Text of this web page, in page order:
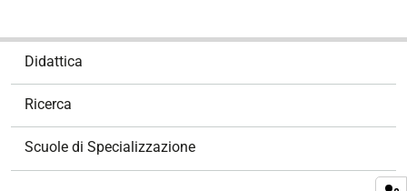
Didattica
Ricerca
Scuole di Specializzazione